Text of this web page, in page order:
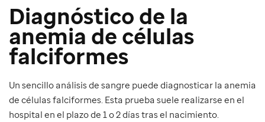
Diagnóstico de la
anemia de células
falciformes
Un sencillo análisis de sangre puede diagnosticar la anemia
de células falciformes. Esta prueba suele realizarse en el
hospital en el plazo de 1 o 2 días tras el nacimiento.